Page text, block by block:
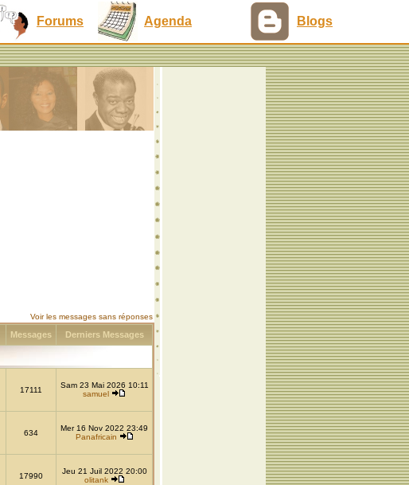
Forums Agenda Blogs
Voir les messages sans réponses
Messages Derniers Messages
17111
Sam 23 Mai 2026 10:11
samuel
634
Mer 16 Nov 2022 23:49
Panafricain
17990
Jeu 21 Juil 2022 20:00
olitank